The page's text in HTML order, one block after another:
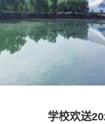
学校欢送